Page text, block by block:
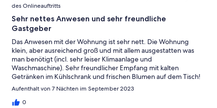
des Onlineauftritts
Sehr nettes Anwesen und sehr freundliche
Gastgeber
Das Anwesen mit der Wohnung ist sehr nett. Die Wohnung
klein, aber ausreichend groß und mit allem ausgestatten was
man benötigt (incl. sehr leiser Klimaanlage und
Waschmaschine). Sehr freundlicher Empfang mit kalten
Getränken im Kühlschrank und frischen Blumen auf dem Tisch!
Der Weg zur Wohnung ist sehr (sehr!) schmal und für unseren
GLC (und auch einen X3) nicht unbedingt geeignet, den Weg
jeden Tag zu nutzen (Parken auf der Straße, ca. 5 Minuten zur
Aufenthalt von 7 Nächten im September 2023
0